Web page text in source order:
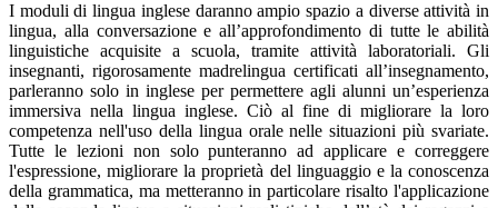
I moduli di lingua inglese daranno ampio spazio a diverse attività in
lingua, alla conversazione e all’approfondimento di tutte le abilità
linguistiche acquisite a scuola, tramite attività laboratoriali. Gli
insegnanti, rigorosamente madrelingua certificati all’insegnamento,
parleranno solo in inglese per permettere agli alunni un’esperienza
immersiva nella lingua inglese. Ciò al fine di migliorare la loro
competenza nell'uso della lingua orale nelle situazioni più svariate.
Tutte le lezioni non solo punteranno ad applicare e correggere
l'espressione, migliorare la proprietà del linguaggio e la conoscenza
della grammatica, ma metteranno in particolare risalto l'applicazione